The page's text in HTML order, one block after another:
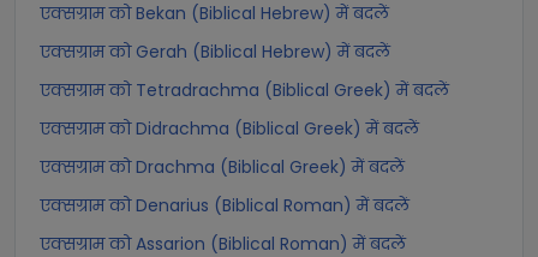
एक्सग्राम को Bekan (Biblical Hebrew) में बदलें
एक्सग्राम को Gerah (Biblical Hebrew) में बदलें
एक्सग्राम को Tetradrachma (Biblical Greek) में बदलें
एक्सग्राम को Didrachma (Biblical Greek) में बदलें
एक्सग्राम को Drachma (Biblical Greek) में बदलें
एक्सग्राम को Denarius (Biblical Roman) में बदलें
एक्सग्राम को Assarion (Biblical Roman) में बदलें